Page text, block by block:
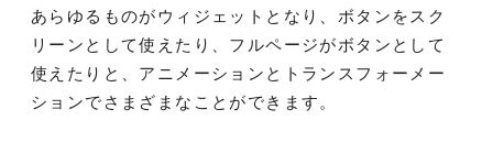
あらゆるものがウィジェットとなり、ボタンをスク
リーンとして使えたり、フルページがボタンとして
使えたりと、アニメーションとトランスフォーメー
ションでさまざまなことができます。